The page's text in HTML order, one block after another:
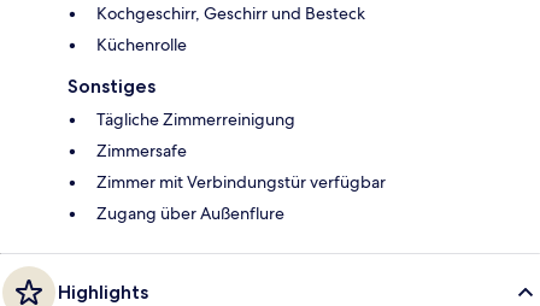
Kochgeschirr, Geschirr und Besteck
Küchenrolle
Sonstiges
Tägliche Zimmerreinigung
Zimmersafe
Zimmer mit Verbindungstür verfügbar
Zugang über Außenflure
Highlights